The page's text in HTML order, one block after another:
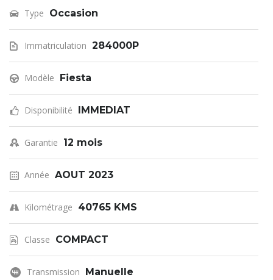
Type Occasion
Immatriculation 284000P
Modèle Fiesta
Disponibilité IMMEDIAT
Garantie 12 mois
Année AOUT 2023
Kilométrage 40765 KMS
Classe COMPACT
Transmission Manuelle